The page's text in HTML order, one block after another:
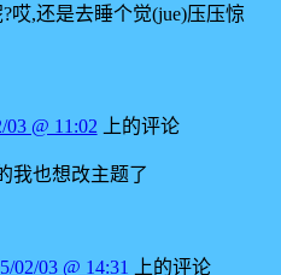
哎,还是去睡个觉(jue)压压惊
03 @ 11:02 上的评论
我也想改主题了
02/03 @ 14:31 上的评论